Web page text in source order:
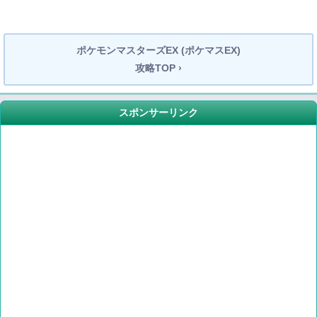
ポケモンマスターズEX (ポケマスEX)
攻略TOP ›
スポンサーリンク